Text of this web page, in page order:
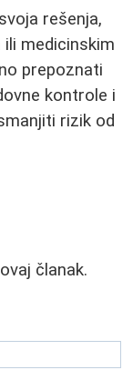
rešenja,
medicinskim
prepoznati
kontrole i
rizik od
članak.